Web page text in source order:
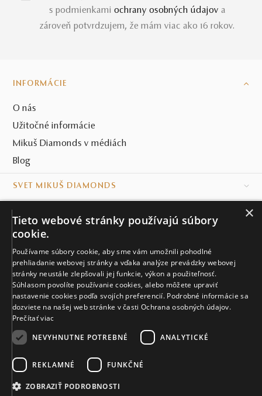
s podmienkami ochrany osobných údajov a
zároveň potvrdzujem, že mám viac ako 16 rokov.
INFORMÁCIE
O nás
Užitočné informácie
Mikuš Diamonds v médiách
Blog
SVET MIKUŠ DIAMONDS
KONTAKT
Naše klenotníctva
Sídlo spoločnosti
© MIKUŠ DIAMONDS, A.S. 2026. VŠETKY PRÁVA VYHRADENÉ.
×
Tieto webové stránky používajú súbory
cookie.
Používame súbory cookie, aby sme vám umožnili pohodlné
prehliadanie webovej stránky a vďaka analýze prevádzky webovej
stránky neustále zlepšovali jej funkcie, výkon a použiteľnosť.
Súhlasom povolíte používanie cookies, alebo môžete upraviť
nastavenie cookies podľa svojích preferencií. Podrobné informácie sa
dozviete na našej web stránke v časti Ochrana osobných údajov.
Prečítať viac
NEVYHNUTNE POTREBNÉ
ANALYTICKÉ
REKLAMNÉ FUNKČNÉ
ZOBRAZIŤ PODROBNOSTI